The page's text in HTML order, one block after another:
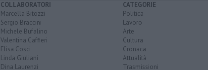
COLLABORATORI
Marcella Bitozzi
Sergio Braccini
Michele Bufalino
Valentina Caffieri
Elisa Cosci
Linda Giuliani
Dina Laurenzi
CATEGORIE
Politica
Lavoro
Arte
Cultura
Cronaca
Attualità
Trasmissioni